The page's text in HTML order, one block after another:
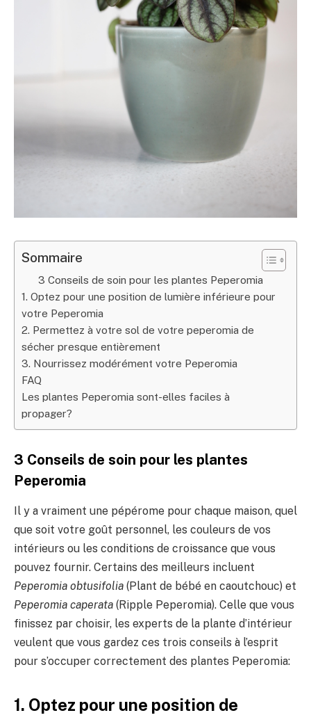
Sommaire
3 Conseils de soin pour les plantes Peperomia
1. Optez pour une position de lumière inférieure pour
votre Peperomia
2. Permettez à votre sol de votre peperomia de
sécher presque entièrement
3. Nourrissez modérément votre Peperomia
FAQ
Les plantes Peperomia sont-elles faciles à
propager?
3 Conseils de soin pour les plantes
Peperomia
Il y a vraiment une pépérome pour chaque maison, quel
que soit votre goût personnel, les couleurs de vos
intérieurs ou les conditions de croissance que vous
pouvez fournir. Certains des meilleurs incluent
Peperomia obtusifolia (Plant de bébé en caoutchouc) et
Peperomia caperata (Ripple Peperomia). Celle que vous
finissez par choisir, les experts de la plante d’intérieur
veulent que vous gardez ces trois conseils à l’esprit
pour s’occuper correctement des plantes Peperomia:
1. Optez pour une position de